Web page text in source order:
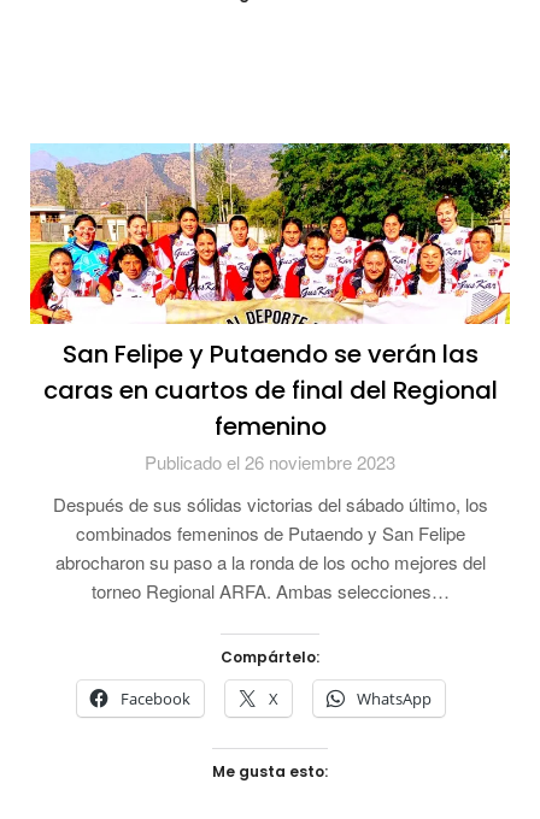
San Felipe y Putaendo se verán las
caras en cuartos de final del Regional
femenino
Publicado el 26 noviembre 2023
Después de sus sólidas victorias del sábado último, los
combinados femeninos de Putaendo y San Felipe
abrocharon su paso a la ronda de los ocho mejores del
torneo Regional ARFA. Ambas selecciones…
Compártelo:
Facebook X WhatsApp
Me gusta esto: